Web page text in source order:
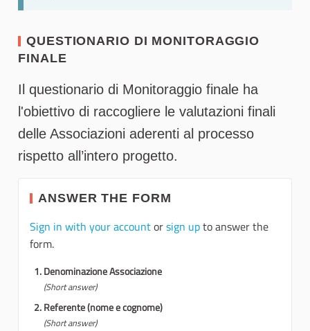
QUESTIONARIO DI MONITORAGGIO
FINALE
Il questionario di Monitoraggio finale ha
l'obiettivo di raccogliere le valutazioni finali
delle Associazioni aderenti al processo
rispetto all’intero progetto.
ANSWER THE FORM
Sign in with your accountorsign upto answer the
form.
Denominazione Associazione
(Short answer)
Referente (nome e cognome)
(Short answer)